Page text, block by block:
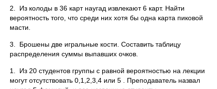
2. Из колоды в 36 карт наугад извлекают 6 карт. Найти
вероятность того, что среди них хотя бы одна карта пиковой
масти.
3. Брошены две игральные кости. Составить таблицу
распределения суммы выпавших очков.
1. Из 20 студентов группы с равной вероятностью на лекции
могут отсутствовать 0,1,2,3,4 или 5 . Преподаватель назвал